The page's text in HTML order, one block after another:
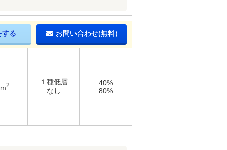
する お問い合わせ(無料)
2
１種低層
なし
40%
80%